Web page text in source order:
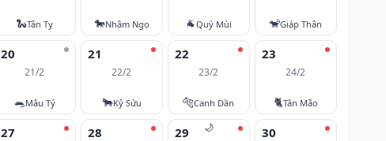
🐍Tân Tỵ 🐎Nhâm Ngọ 🐐Quý Mùi 🐒Giáp Thân
20
21/2
🐀Mậu Tý
21
22/2
🐂Kỷ Sửu
22
23/2
🐅Canh Dần
23
24/2
🐈Tân Mão
27 28 🌙
29 30